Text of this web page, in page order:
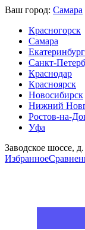
Ваш город: Самара
Красногорск
Самара
Екатеринбург
Санкт-
Краснодар
Красноярск
Новосибирск
Нижний
Ростов-на-
Уфа
Заводское шоссе, д.
Избранное